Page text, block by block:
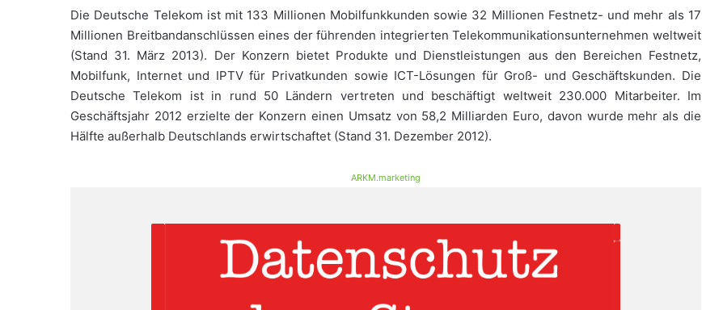
Die Deutsche Telekom ist mit 133 Millionen Mobilfunkkunden sowie 32 Millionen Festnetz- und mehr als 17
Millionen Breitbandanschlüssen eines der führenden integrierten Telekommunikationsunternehmen weltweit
(Stand 31. März 2013). Der Konzern bietet Produkte und Dienstleistungen aus den Bereichen Festnetz,
Mobilfunk, Internet und IPTV für Privatkunden sowie ICT-Lösungen für Groß- und Geschäftskunden. Die
Deutsche Telekom ist in rund 50 Ländern vertreten und beschäftigt weltweit 230.000 Mitarbeiter. Im
Geschäftsjahr 2012 erzielte der Konzern einen Umsatz von 58,2 Milliarden Euro, davon wurde mehr als die
Hälfte außerhalb Deutschlands erwirtschaftet (Stand 31. Dezember 2012).
ARKM.marketing